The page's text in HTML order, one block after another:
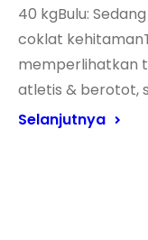
40 kgBulu:
coklat
memperlihatkan
atletis & berotot,
Selanjutnya